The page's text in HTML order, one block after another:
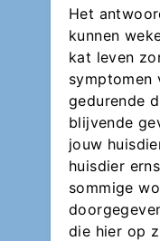
Het
kunnen
kat leven
symptomen
gedurende
blijvende
jouw
huisdier
sommige
die hier op